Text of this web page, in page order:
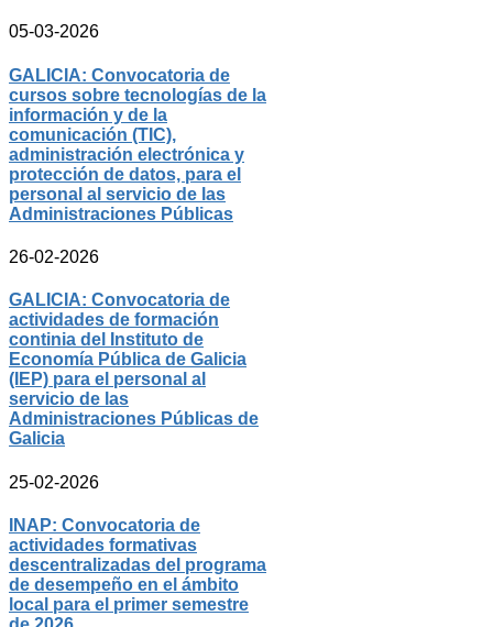
05-03-2026
GALICIA: Convocatoria de
cursos sobre tecnologías de la
información y de la
comunicación (TIC),
administración electrónica y
protección de datos, para el
personal al servicio de las
Administraciones Públicas
26-02-2026
GALICIA: Convocatoria de
actividades de formación
continia del Instituto de
Economía Pública de Galicia
(IEP) para el personal al
servicio de las
Administraciones Públicas de
Galicia
25-02-2026
INAP: Convocatoria de
actividades formativas
descentralizadas del programa
de desempeño en el ámbito
local para el primer semestre